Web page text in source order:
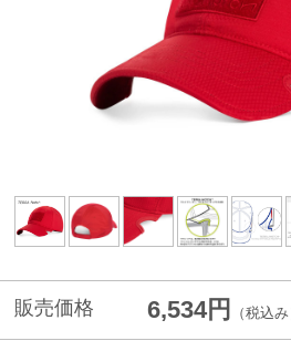
販売価格 6,534円 （税込み